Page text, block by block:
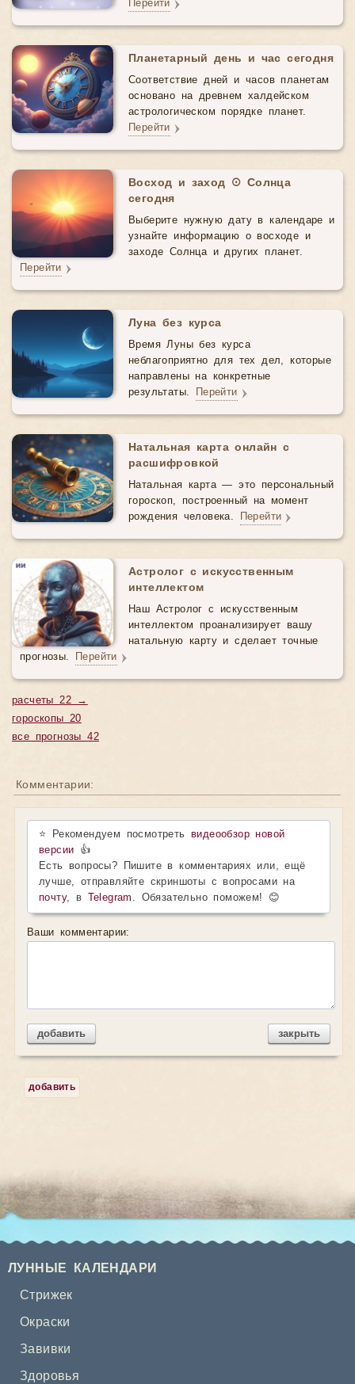
Перейти
Планетарный день и час сегодня
Соответствие дней и часов планетам
основано на древнем халдейском
астрологическом порядке планет.
Перейти
Восход и заход ☉ Солнца
сегодня
Выберите нужную дату в календаре и
узнайте информацию о восходе и
заходе Солнца и других планет.
Перейти
Луна без курса
Время Луны без курса
неблагоприятно для тех дел, которые
направлены на конкретные
результаты. Перейти
Натальная карта онлайн с
расшифровкой
Натальная карта — это персональный
гороскоп, построенный на момент
рождения человека. Перейти
Астролог с искусственным
интеллектом
Наш Астролог с искусственным
интеллектом проанализирует вашу
натальную карту и сделает точные
прогнозы. Перейти
расчеты 22 →
гороскопы 20
все прогнозы 42
Комментарии:
⭐ Рекомендуем посмотретьвидеообзор новой
версии 👍
Есть вопросы? Пишите в комментариях или, ещё
лучше, отправляйте скриншоты с вопросами на
почту, в Telegram . Обязательно поможем! 😊
Ваши комментарии:
добавить закрыть
добавить
ЛУННЫЕ КАЛЕНДАРИ
Стрижек
Окраски
Завивки
Здоровья